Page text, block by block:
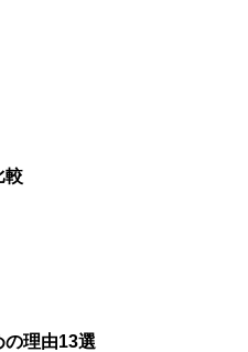
較
の理由13選